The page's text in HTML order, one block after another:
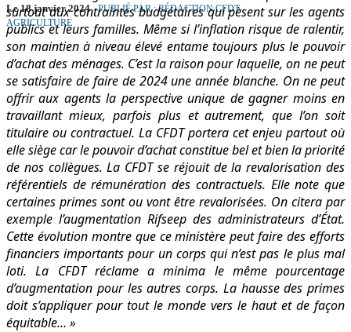
Le 18 janvier 2024
PUBLIÉ PAR : RÉDACTION CFDT-
AGRICULTURE
surtout aux contraintes budgétaires qui pèsent sur les agents
publics et leurs familles. Même si l’inflation risque de ralentir,
son maintien à niveau élevé entame toujours plus le pouvoir
d’achat des ménages. C’est la raison pour laquelle, on ne peut
se satisfaire de faire de 2024 une année blanche. On ne peut
offrir aux agents la perspective unique de gagner moins en
travaillant mieux, parfois plus et autrement, que l’on soit
titulaire ou contractuel. La CFDT portera cet enjeu partout où
elle siège car le pouvoir d’achat constitue bel et bien la priorité
de nos collègues. La CFDT se réjouit de la revalorisation des
référentiels de rémunération des contractuels. Elle note que
certaines primes sont ou vont être revalorisées. On citera par
exemple l’augmentation Rifseep des administrateurs d’État.
Cette évolution montre que ce ministère peut faire des efforts
financiers importants pour un corps qui n’est pas le plus mal
loti. La CFDT réclame a minima le même pourcentage
d’augmentation pour les autres corps. La hausse des primes
doit s’appliquer pour tout le monde vers le haut et de façon
équitable… »